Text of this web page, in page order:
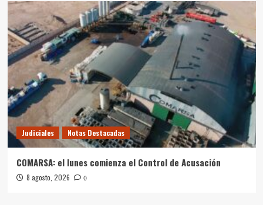
Judiciales Notas Destacadas
COMARSA: el lunes comienza el Control de Acusación
8 agosto, 2026 0